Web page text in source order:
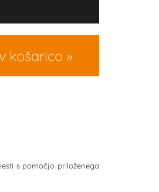
košarico
s pomočjo priloženega